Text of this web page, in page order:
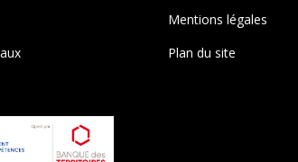
Mentions légales
Plan du site